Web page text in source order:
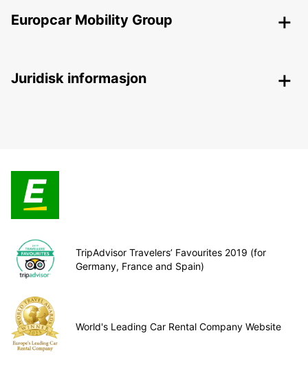
Europcar Mobility Group
Juridisk informasjon
TripAdvisor Travelers’ Favourites 2019 (for
Germany, France and Spain)
World's Leading Car Rental Company Website